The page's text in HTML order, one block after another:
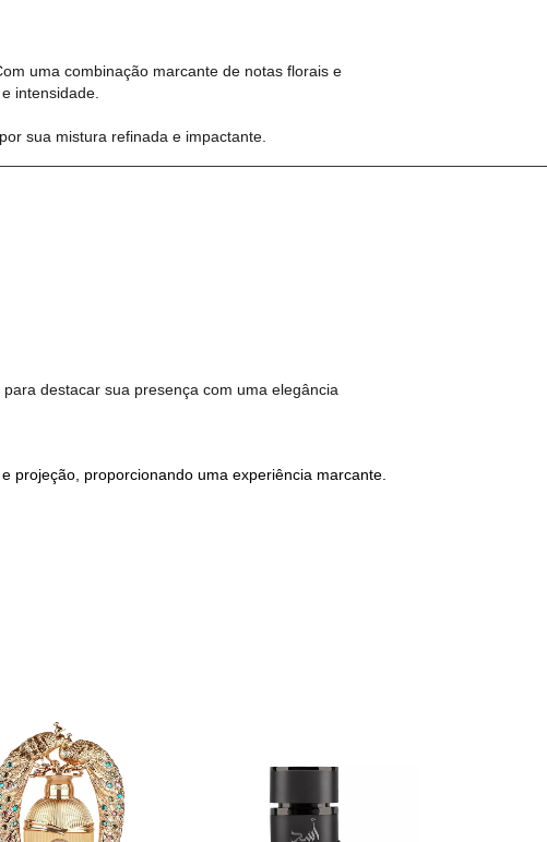
uma combinação marcante de notas florais e
intensidade.
sua mistura refinada e impactante.
destacar sua presença com uma elegância
projeção, proporcionando uma experiência marcante.